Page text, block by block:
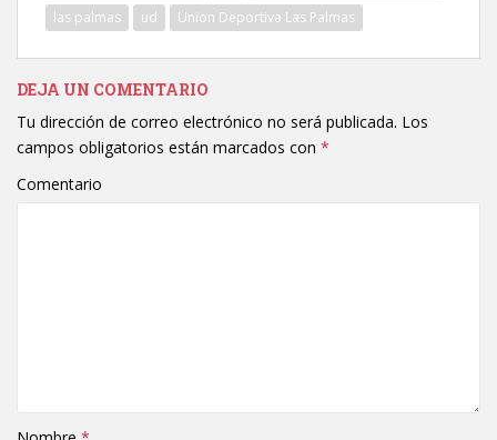
las palmas
ud Union Deportiva Las Palmas
DEJA UN COMENTARIO
Tu dirección de correo electrónico no será publicada. Los
campos obligatorios están marcados con *
Comentario